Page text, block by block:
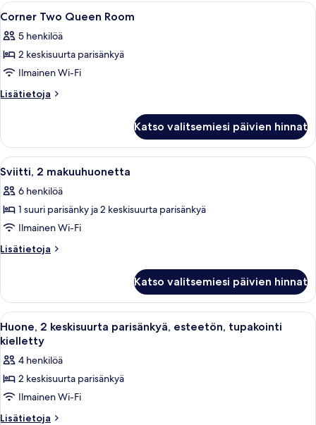
Avaa
kaikki
huonetyypin
Corner
Two
Queen
3
Corner Two Queen Room
5 henkilöä
2 keskisuurta parisänkyä
Ilmainen Wi-Fi
Lisätietoja
Lisätietoja
Queen
Room
Katso valitsemiesi päivien hinnat
Avaa
kaikki
huonetyypin
Sviitti,
2
makuuhuonetta
Hotellihuone, jossa on sänky,
4
Sviitti, 2 makuuhuonetta
6 henkilöä
1 suuri parisänky ja 2 keskisuurta parisänkyä
Ilmainen Wi-Fi
Lisätietoja
Lisätietoja
makuuhuonetta
Katso valitsemiesi päivien hinnat
Avaa
kaikki
huonetyypin
Huone,
2
keskisuurta
parisänkyä,
Hotellihuone, jossa on kaksi
4
Huone, 2 keskisuurta parisänkyä, esteetön, tupakointi
kielletty
4 henkilöä
2 keskisuurta parisänkyä
Ilmainen Wi-Fi
Lisätietoja
Lisätietoja